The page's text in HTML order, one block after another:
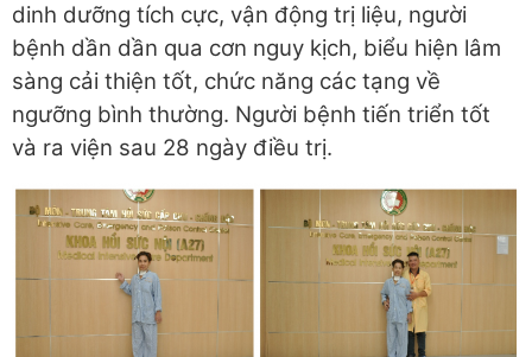
dinh dưỡng tích cực, vận động trị liệu, người
bệnh dần dần qua cơn nguy kịch, biểu hiện lâm
sàng cải thiện tốt, chức năng các tạng về
ngưỡng bình thường. Người bệnh tiến triển tốt
và ra viện sau 28 ngày điều trị.